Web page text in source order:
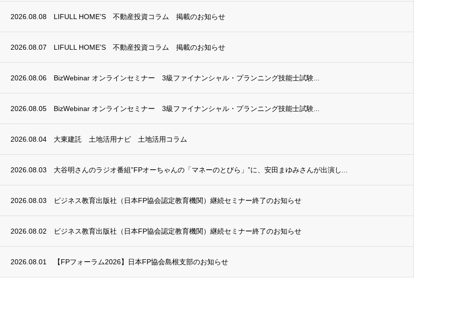
2026.08.08 LIFULL HOME’S 不動産投資コラム 掲載のお知らせ
2026.08.07 LIFULL HOME’S 不動産投資コラム 掲載のお知らせ
2026.08.06 BizWebinar オンラインセミナー 3級ファイナンシャル・プランニング技能士試験...
2026.08.05 BizWebinar オンラインセミナー 3級ファイナンシャル・プランニング技能士試験...
2026.08.04 大東建託 土地活用ナビ 土地活用コラム
2026.08.03 大谷明さんのラジオ番組”FPオーちゃんの「マネーのとびら」”に、安田まゆみさんが出演し...
2026.08.03 ビジネス教育出版社（日本FP協会認定教育機関）継続セミナー終了のお知らせ
2026.08.02 ビジネス教育出版社（日本FP協会認定教育機関）継続セミナー終了のお知らせ
2026.08.01 【FPフォーラム2026】日本FP協会島根支部のお知らせ